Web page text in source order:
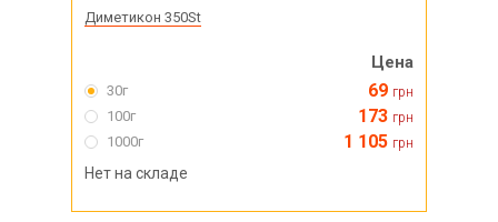
Диметикон 350St
Цена
30г 69 грн
100г 173 грн
1000г 1 105 грн
Нет на складе